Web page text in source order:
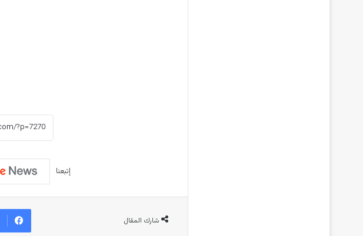
إتبعنا
شارك المقال